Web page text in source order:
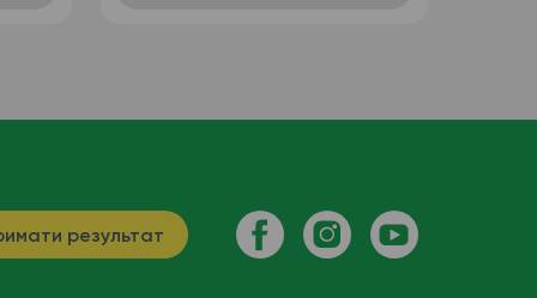
результат